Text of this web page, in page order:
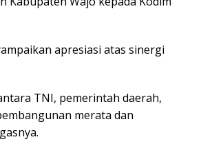
apresiasi atas sinergi
TNI, pemerintah daerah,
merata dan